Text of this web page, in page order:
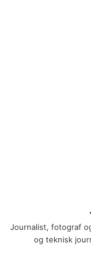
Journalist, fotograf
og teknisk